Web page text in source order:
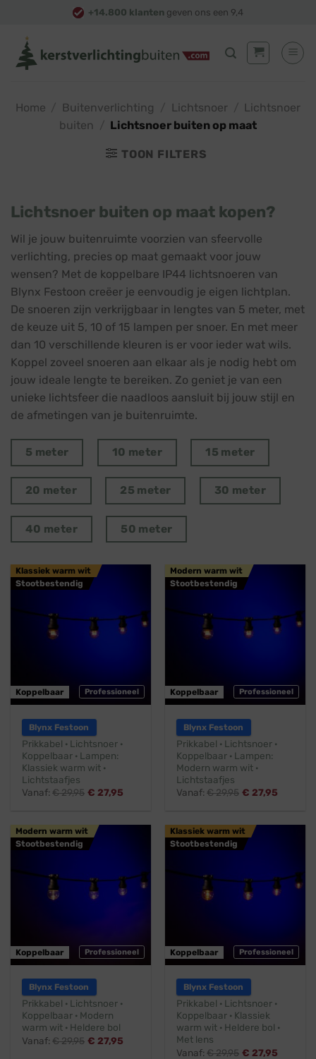
content
+14.800 klanten geven ons een 9,4
Home Buitenverlichting Lichtsnoer
Lichtsnoer
buiten
Lichtsnoer buiten op maat
TOON FILTERS
Lichtsnoer buiten op maat kopen?
Wil je jouw buitenruimte voorzien van sfeervolle
verlichting, precies op maat gemaakt voor jouw
wensen? Met de koppelbare IP44 lichtsnoeren van
Blynx Festoon creëer je eenvoudig je eigen lichtplan.
De snoeren zijn verkrijgbaar in lengtes van 5 meter, met
de keuze uit 5, 10 of 15 lampen per snoer. En met meer
dan 10 verschillende kleuren is er voor ieder wat wils.
Koppel zoveel snoeren aan elkaar als je nodig hebt om
jouw ideale lengte te bereiken. Zo geniet je van een
unieke lichtsfeer die naadloos aansluit bij jouw stijl en
de afmetingen van je buitenruimte.
5 meter 10 meter 15 meter
20 meter 25 meter 30 meter
40 meter 50 meter
Professioneel
Klassiek warm wit
Stootbestendig
Koppelbaar
Blynx Festoon
Prikkabel · Lichtsnoer ·
Koppelbaar · Lampen:
Klassiek warm wit ·
Lichtstaafjes
Vanaf:€29,95 € 27,95
Professioneel
Modern warm wit
Stootbestendig
Koppelbaar
Blynx Festoon
Prikkabel · Lichtsnoer ·
Koppelbaar · Lampen:
Modern warm wit ·
Lichtstaafjes
Vanaf:€29,95 € 27,95
Professioneel
Modern warm wit
Stootbestendig
Koppelbaar
Blynx Festoon
Prikkabel · Lichtsnoer ·
Koppelbaar · Modern
warm wit · Heldere bol
Vanaf:€29,95 € 27,95
Professioneel
Klassiek warm wit
Stootbestendig
Koppelbaar
Blynx Festoon
Prikkabel · Lichtsnoer ·
Koppelbaar · Klassiek
warm wit · Heldere bol ·
Met lens
Vanaf:€29,95 € 27,95